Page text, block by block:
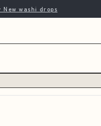
washi drops